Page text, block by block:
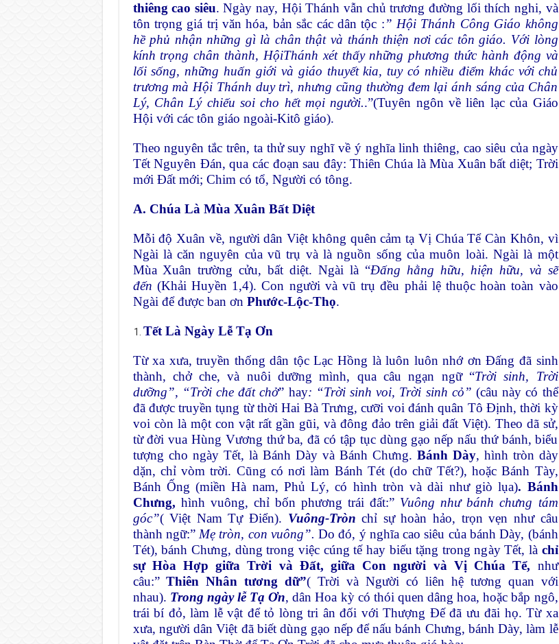
thiêng cao siêu. Ngày nay, Hội Thánh vẫn chủ trương đường lối thích nghi, và
tôn trọng giá trị văn hóa, bản sắc các dân tộc :” Hội Thánh Công Giáo không
hề phủ nhận những gì là chân thật và thánh thiện nơi các tôn giáo. Với lòng
kính trọng chân thành, HộiThánh xét thấy những phương thức hành động và
lối sống, những huấn giới và giáo thuyết kia, tuy có nhiều điểm khác với chủ
trương mà Hội Thánh duy trì, nhưng cũng thường đem lại ánh sáng của Chân
Lý, Chân Lý chiếu soi cho hết mọi người..”(Tuyên ngôn về liên lạc của Giáo
Hội với các tôn giáo ngoài-Kitô giáo).
Theo nguyên tắc trên, ta thử suy nghĩ về ý nghĩa linh thiêng, cao siêu của ngày
Tết Nguyên Đán, qua các đoạn sau đây: Thiên Chúa là Mùa Xuân bất diệt; Trời
mới Đất mới; Chim có tổ, Người có tông.
A. Chúa Là Mùa Xuân Bất Diệt
Mỗi độ Xuân về, người dân Việt không quên cảm tạ Vị Chúa Tể Càn Khôn, vì
Ngài là căn nguyên của vũ trụ và là nguồn sống của muôn loài. Ngài là một
Mùa Xuân trường cửu, bất diệt. Ngài là “Đấng hằng hữu, hiện hữu, và sẽ
đến (Khải Huyền 1,4). Con người và vũ trụ đều phải lệ thuộc hoàn toàn vào
Ngài để được ban ơn Phước-Lộc-Thọ.
Tết Là Ngày Lễ Tạ Ơn
Từ xa xưa, truyền thống dân tộc Lạc Hồng là luôn luôn nhớ ơn Đấng đã sinh
thành, chở che, và nuôi dưỡng mình, qua câu ngạn ngữ “Trời sinh, Trời
dưỡng”, “Trời che đất chở” hay: “Trời sinh voi, Trời sinh cỏ” (câu này có thể
đã được truyền tụng từ thời Hai Bà Trưng, cưỡi voi đánh quân Tô Định, thời kỳ
voi còn là một con vật rất gần gũi, và đông đảo trên giải đất Việt). Theo dã sử,
từ đời vua Hùng Vương thứ ba, đã có tập tục dùng gạo nếp nấu thứ bánh, biểu
tượng cho ngày Tết, là Bánh Dày và Bánh Chưng. Bánh Dày, hình tròn dày
dặn, chỉ vòm trời. Cũng có nơi làm Bánh Tét (do chữ Tết?), hoặc Bánh Tày,
Bánh Ống (miền Hà nam, Phủ Lý, có hình tròn và dài như giò lụa). Bánh
Chưng, hình vuông, chỉ bốn phương trái đất:” Vuông như bánh chưng tám
góc”( Việt Nam Tự Điển). Vuông-Tròn chỉ sự hoàn hảo, trọn vẹn như câu
thành ngữ:” Mẹ tròn, con vuông”. Do đó, ý nghĩa cao siêu của bánh Dày, (bánh
Tét), bánh Chưng, dùng trong việc cúng tế hay biếu tặng trong ngày Tết, là chỉ
sự Hòa Hợp giữa Trời và Đất, giữa Con người và Vị Chúa Tể, như
câu:”Thiên Nhân tương dữ”( Trời và Người có liên hệ tương quan với
nhau). Trong ngày lễ Tạ Ơn, dân Hoa kỳ có thói quen dâng hoa, hoặc bắp ngô,
trái bí đỏ, làm lễ vật để tỏ lòng tri ân đối với Thượng Đế đã ưu đãi họ. Từ xa
xưa, người dân Việt đã biết dùng gạo nếp để nấu bánh Chưng, bánh Dày, làm lễ